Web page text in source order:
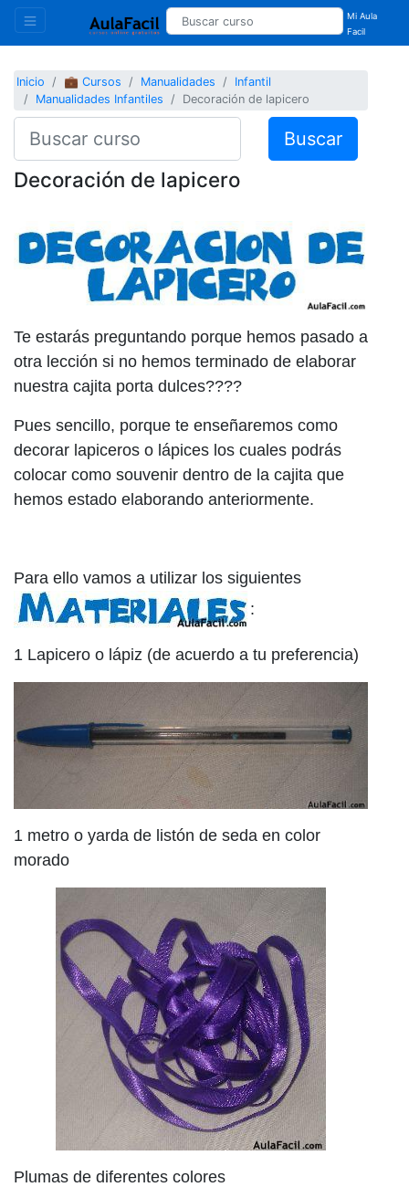
Mi Aula
Facil
Inicio 💼 Cursos Manualidades
Infantil
Manualidades Infantiles
Decoración de lapicero
Buscar
Decoración de lapicero
Te estarás preguntando porque hemos pasado a
otra lección si no hemos terminado de elaborar
nuestra cajita porta dulces????
Pues sencillo, porque te enseñaremos como
decorar lapiceros o lápices los cuales podrás
colocar como souvenir dentro de la cajita que
hemos estado elaborando anteriormente.
Para ello vamos a utilizar los siguientes
:
1 Lapicero o lápiz (de acuerdo a tu preferencia)
1 metro o yarda de listón de seda en color
morado
Plumas de diferentes colores